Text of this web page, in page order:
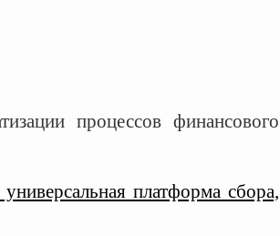
процессов финансового
платформа сбора,